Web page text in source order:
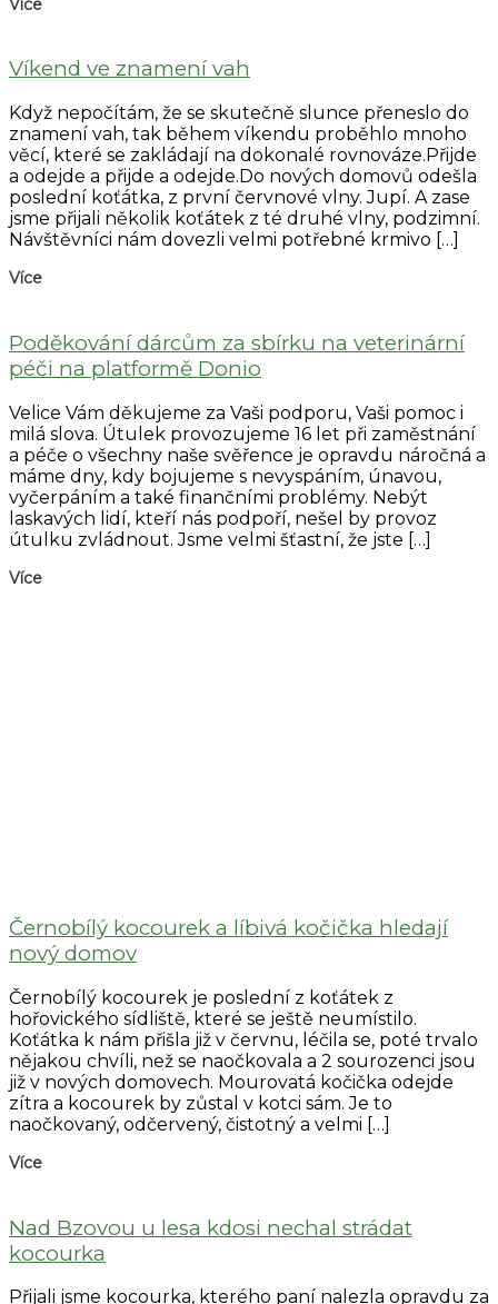
Více
Víkend ve znamení vah
Když nepočítám, že se skutečně slunce přeneslo do
znamení vah, tak během víkendu proběhlo mnoho
věcí, které se zakládají na dokonalé rovnováze.Přijde
a odejde a přijde a odejde.Do nových domovů odešla
poslední koťátka, z první červnové vlny. Jupí. A zase
jsme přijali několik koťátek z té druhé vlny, podzimní.
Návštěvníci nám dovezli velmi potřebné krmivo […]
Více
Poděkování dárcům za sbírku na veterinární
péči na platformě Donio
Velice Vám děkujeme za Vaši podporu, Vaši pomoc i
milá slova. Útulek provozujeme 16 let při zaměstnání
a péče o všechny naše svěřence je opravdu náročná a
máme dny, kdy bojujeme s nevyspáním, únavou,
vyčerpáním a také finančními problémy. Nebýt
laskavých lidí, kteří nás podpoří, nešel by provoz
útulku zvládnout. Jsme velmi šťastní, že jste […]
Více
Černobílý kocourek a líbivá kočička hledají
nový domov
Černobílý kocourek je poslední z koťátek z
hořovického sídliště, které se ještě neumístilo.
Koťátka k nám přišla již v červnu, léčila se, poté trvalo
nějakou chvíli, než se naočkovala a 2 sourozenci jsou
již v nových domovech. Mourovatá kočička odejde
zítra a kocourek by zůstal v kotci sám. Je to
naočkovaný, odčervený, čistotný a velmi […]
Více
Nad Bzovou u lesa kdosi nechal strádat
kocourka
Přijali jsme kocourka, kterého paní nalezla opravdu za